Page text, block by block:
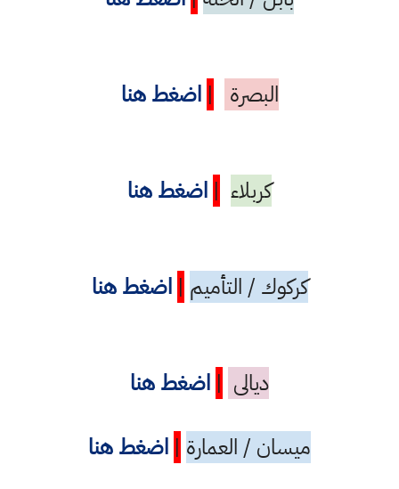
البصرة | اضغط هنا
كربلاء | اضغط هنا
كركوك / التأميم | اضغط هنا
ديالى | اضغط هنا
ميسان / العمارة | اضغط هنا